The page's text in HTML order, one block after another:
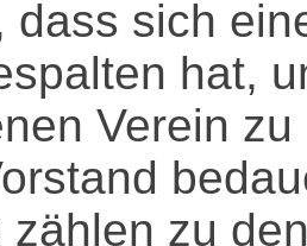
dass sich
hat,
Verein
zählen zu